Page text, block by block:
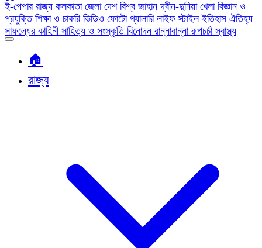
ই-পেপার রাজ্য কলকাতা জেলা দেশ বিশ্ব জাহানদ্বীন-দুনিয়া খেলা বিজ্ঞান ও
প্রযুক্তি শিক্ষা ও চাকরি ভিডিও ফোটো গ্যালারি লাইফ স্টাইলইতিহাস ঐতিহ্য
সাফল্যের কাহিনী সাহিত্য ও সংস্কৃতি বিনোদন রান্নাবান্নারূপচর্চাস্বাস্থ্য
🏠︎
রাজ্য